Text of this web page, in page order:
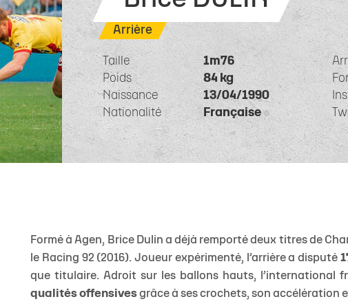
Classement TOP 14
Calendrier Investec
Classement Investec
Calendrier général
Téléchargez le
1
Recrutement
Calendrier Espoirs U18 Filles
U16 Garçons
U15 Garçons
U15 Filles
U14 Garçons
U13 Garçons
Marcel Deflandre
Famille Stade Rochelais
Offre Merchandising
CSE
Nous contacter
Liens
Arrière
Taille
1m76
Poids
84 kg
Naissance
13/04/1990
Nationalité
Française
Formé à Agen, Brice Dulin a déjà remporté deux titres de
le Racing 92 (2016). Joueur expérimenté, l’arrière a disputé
que titulaire. Adroit sur les ballons hauts, l’international
qualités offensives grâce à ses crochets, son accélération